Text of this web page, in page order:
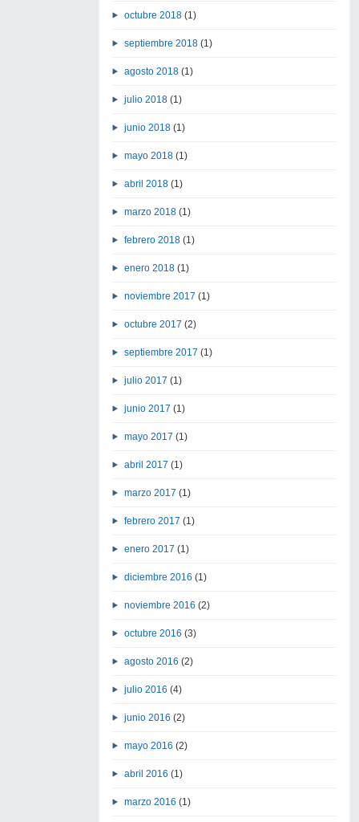
octubre 2018(1)
septiembre 2018(1)
agosto 2018(1)
julio 2018(1)
junio 2018(1)
mayo 2018(1)
abril 2018(1)
marzo 2018(1)
febrero 2018(1)
enero 2018(1)
noviembre 2017 (1)
octubre 2017 (2)
septiembre 2017 (1)
julio 2017 (1)
junio 2017 (1)
mayo 2017 (1)
abril 2017 (1)
marzo 2017 (1)
febrero 2017 (1)
enero 2017 (1)
diciembre 2016 (1)
noviembre 2016 (2)
octubre 2016 (3)
agosto 2016 (2)
julio 2016 (4)
junio 2016 (2)
mayo 2016 (2)
abril 2016 (1)
marzo 2016 (1)